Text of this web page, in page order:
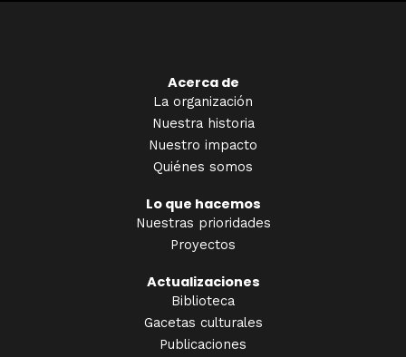
Acerca de
La organización
Nuestra historia
Nuestro impacto
Quiénes somos
Lo que hacemos
Nuestras prioridades
Proyectos
Actualizaciones
Biblioteca
Gacetas culturales
Publicaciones